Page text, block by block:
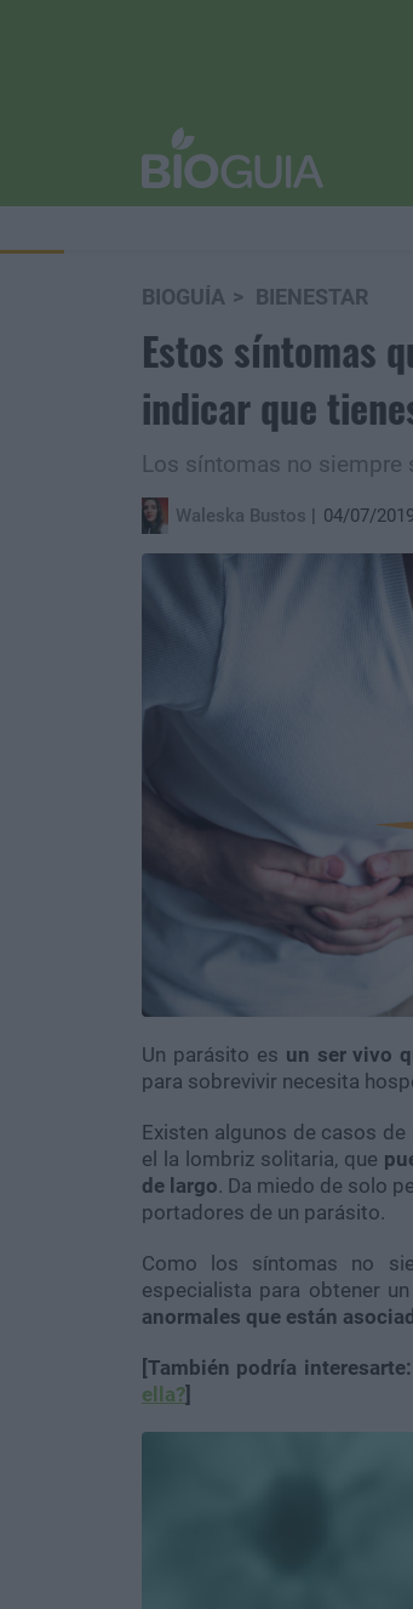
BIOGUÍA BIENESTAR
Estos síntomas
indicar que
Los síntomas no siempre
Waleska Bustos 04/07/2019
Un parásito es un ser vivo
para sobrevivir necesita
Existen algunos de casos
el la lombriz solitaria, que
de largo. Da miedo de solo
portadores de un parásito.
Como los síntomas no
especialista para obtener
anormales que están
[También podría interesarte:
ella?]